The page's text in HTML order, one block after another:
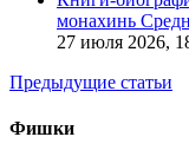
монахинь
27 июля 2026,
Предыдущие статьи
Фишки